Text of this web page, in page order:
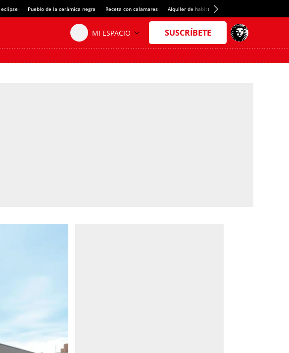
Pueblo de la cerámica negra Receta con calamares Alquiler de habitaciones en España